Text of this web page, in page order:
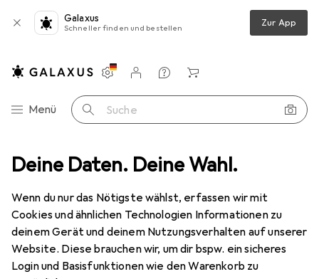
Deine Daten. Deine Wahl.
Wenn du nur das Nötigste wählst, erfassen wir mit
Cookies und ähnlichen Technologien Informationen zu
deinem Gerät und deinem Nutzungsverhalten auf unserer
Website. Diese brauchen wir, um dir bspw. ein sicheres
Login und Basisfunktionen wie den Warenkorb zu
Galaxus
Schneller finden und bestellen Zur App
Navigation nach Kategorien
Menü Suche
Einstellungen
Kundenkonto
Vergleichslisten
Merklisten
Warenkorb
Sportshirt Erima Funktions Teamsport T-Shirt
8 Bilder
Erima Funktions Teamsport T-Shirt
EUR
25,94